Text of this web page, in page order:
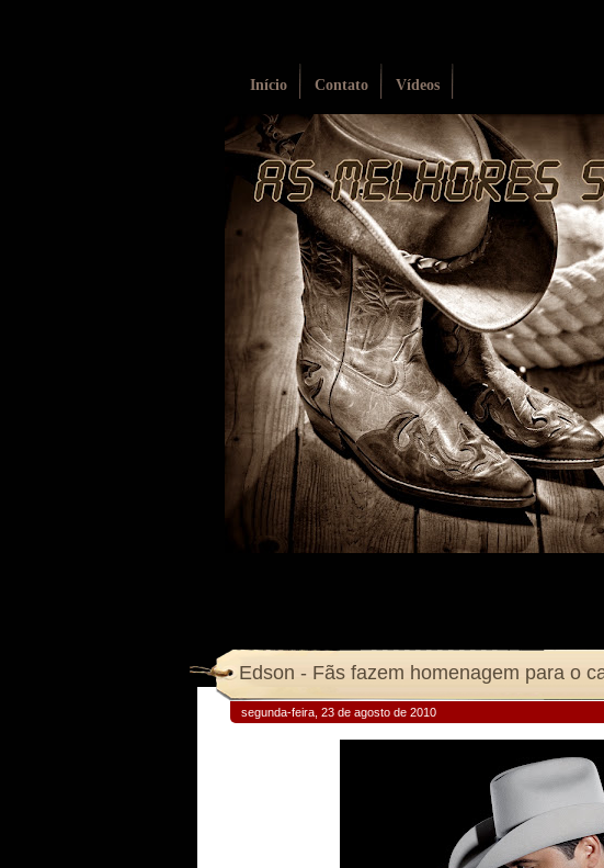
Início Contato Vídeos
Edson - Fãs fazem homenagem para o
segunda-feira, 23 de agosto de 2010